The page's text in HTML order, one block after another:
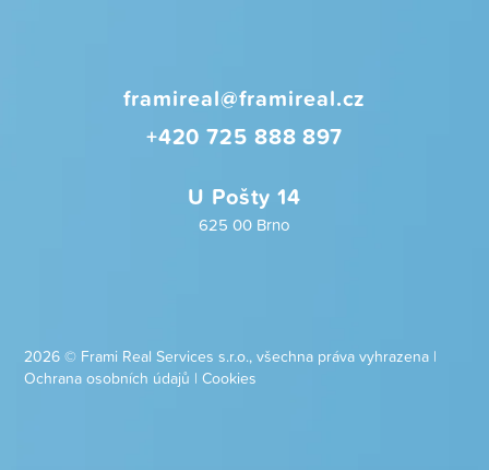
framireal@framireal.cz
+420 725 888 897
U Pošty 14
625 00 Brno
2026 © Frami Real Services s.r.o., všechna práva vyhrazena |
Ochrana osobních údajů |Cookies